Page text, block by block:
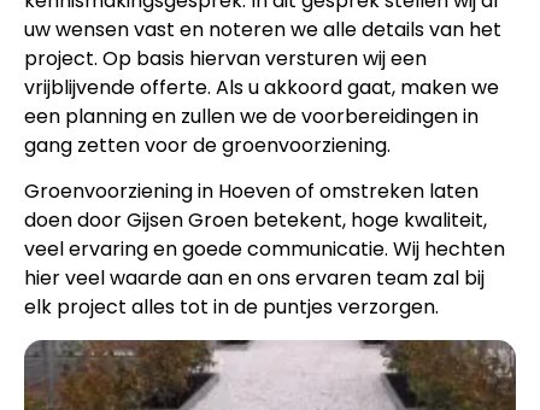
uw wensen vast en noteren we alle details van het
project. Op basis hiervan versturen wij een
vrijblijvende offerte. Als u akkoord gaat, maken we
een planning en zullen we de voorbereidingen in
gang zetten voor de groenvoorziening.
Groenvoorziening in Hoeven of omstreken laten
doen door Gijsen Groen betekent, hoge kwaliteit,
veel ervaring en goede communicatie. Wij hechten
hier veel waarde aan en ons ervaren team zal bij
elk project alles tot in de puntjes verzorgen.